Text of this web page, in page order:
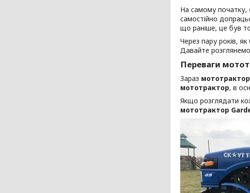
На самому початку,
самостійно
що раніше, це був
Через пару років, як
Давайте
Переваги
Зараз мототрактор
мототрактор, в
Якщо розглядати
мототрактор